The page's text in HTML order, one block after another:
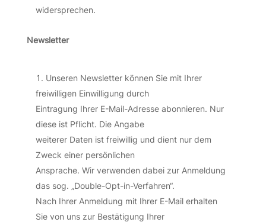
widersprechen.
Newsletter
Unseren Newsletter können Sie mit Ihrer
freiwilligen Einwilligung durch
Eintragung Ihrer E-Mail-Adresse abonnieren. Nur
diese ist Pflicht. Die Angabe
weiterer Daten ist freiwillig und dient nur dem
Zweck einer persönlichen
Ansprache. Wir verwenden dabei zur Anmeldung
das sog. „Double-Opt-in-Verfahren“.
Nach Ihrer Anmeldung mit Ihrer E-Mail erhalten
Sie von uns zur Bestätigung Ihrer